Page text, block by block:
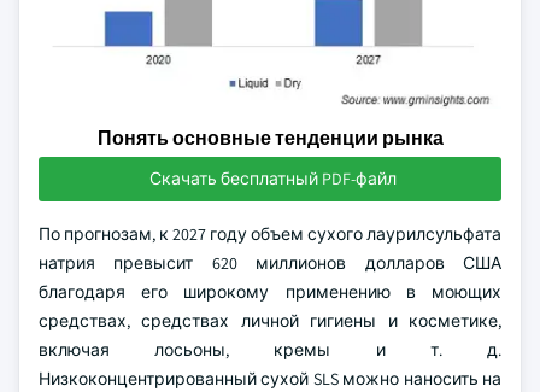
Понять основные тенденции рынка
Скачать бесплатный PDF-файл
По прогнозам, к 2027 году объем сухого лаурилсульфата
натрия превысит 620 миллионов долларов США
благодаря его широкому применению в моющих
средствах, средствах личной гигиены и косметике,
включая лосьоны, кремы и т. д.
Низкоконцентрированный сухой SLS можно наносить на